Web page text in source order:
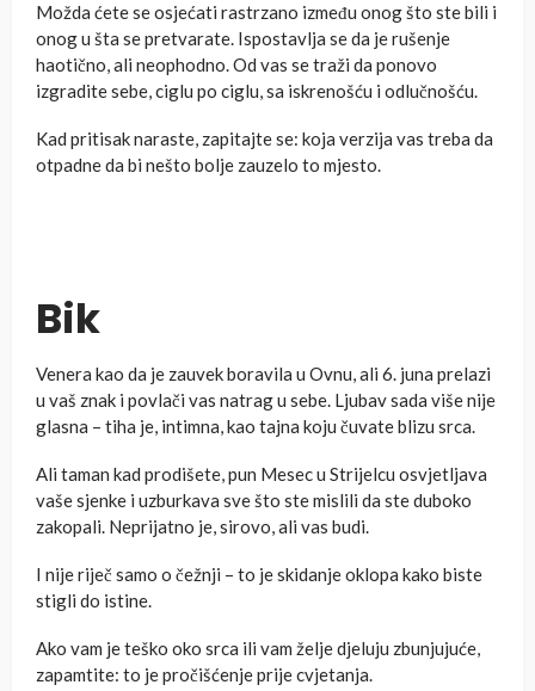
Možda ćete se osjećati rastrzano između onog što ste bili i
onog u šta se pretvarate. Ispostavlja se da je rušenje
haotično, ali neophodno. Od vas se traži da ponovo
izgradite sebe, ciglu po ciglu, sa iskrenošću i odlučnošću.
Kad pritisak naraste, zapitajte se: koja verzija vas treba da
otpadne da bi nešto bolje zauzelo to mjesto.
Bik
Venera kao da je zauvek boravila u Ovnu, ali 6. juna prelazi
u vaš znak i povlači vas natrag u sebe. Ljubav sada više nije
glasna – tiha je, intimna, kao tajna koju čuvate blizu srca.
Ali taman kad prodišete, pun Mesec u Strijelcu osvjetljava
vaše sjenke i uzburkava sve što ste mislili da ste duboko
zakopali. Neprijatno je, sirovo, ali vas budi.
I nije riječ samo o čežnji – to je skidanje oklopa kako biste
stigli do istine.
Ako vam je teško oko srca ili vam želje djeluju zbunjujuće,
zapamtite: to je pročišćenje prije cvjetanja.